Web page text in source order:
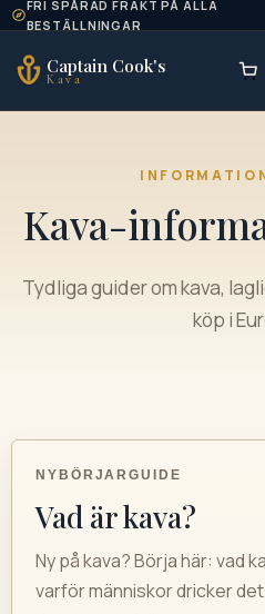
Skip to content
FRI SPÅRAD FRAKT PÅ ALLA
BESTÄLLNINGAR
Captain Cook's
Kava
Kava-
Tydliga guider om kava,
köp i
NYBÖRJARGUIDE
Vad är kava?
Ny på kava? Börja här: vad
varför människor dricker